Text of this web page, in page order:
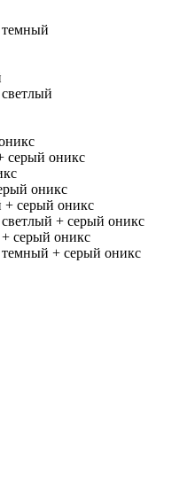
серый оникс
оникс
+ серый оникс
+ серый оникс